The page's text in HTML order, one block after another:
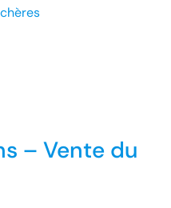
– Vente du